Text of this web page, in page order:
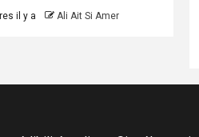
il y a Ali Ait Si Amer